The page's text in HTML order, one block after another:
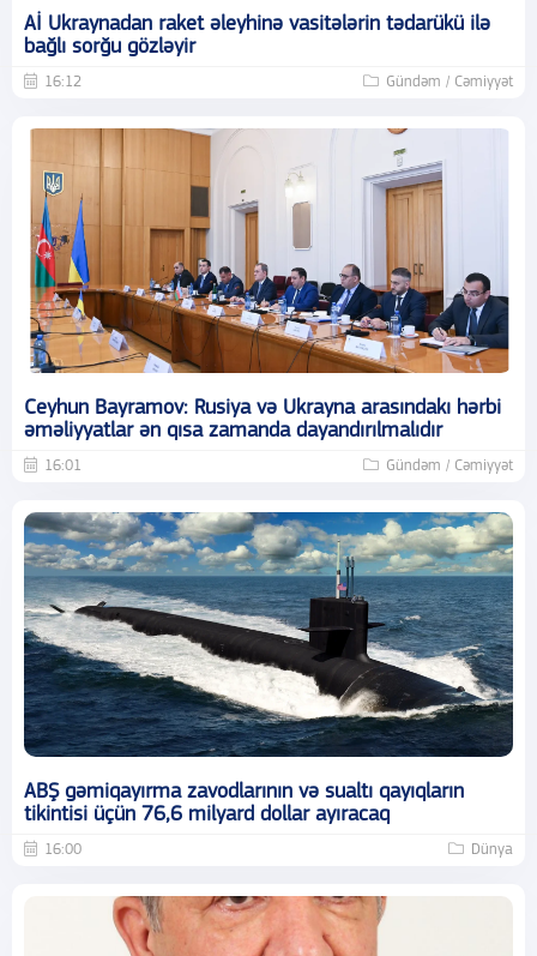
Aİ Ukraynadan raket əleyhinə vasitələrin tədarükü ilə
bağlı sorğu gözləyir
16:12 Gündəm / Cəmiyyət
Ceyhun Bayramov: Rusiya və Ukrayna arasındakı hərbi
əməliyyatlar ən qısa zamanda dayandırılmalıdır
16:01 Gündəm / Cəmiyyət
ABŞ gəmiqayırma zavodlarının və sualtı qayıqların
tikintisi üçün 76,6 milyard dollar ayıracaq
16:00 Dünya